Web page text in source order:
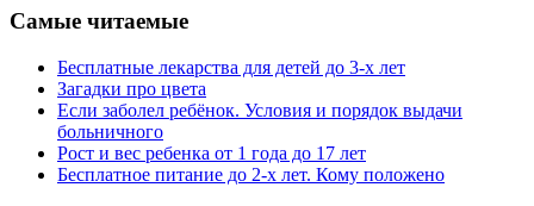
Самые читаемые
Бесплатные лекарства для детей до 3-х лет
Загадки про цвета
Если заболел ребёнок. Условия и порядок выдачи
больничного
Рост и вес ребенка от 1 года до 17 лет
Бесплатное питание до 2-х лет. Кому положено